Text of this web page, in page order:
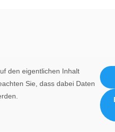
den eigentlichen Inhalt
Sie, dass dabei Daten